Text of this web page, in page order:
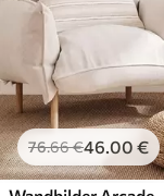
76.66€46.00 €